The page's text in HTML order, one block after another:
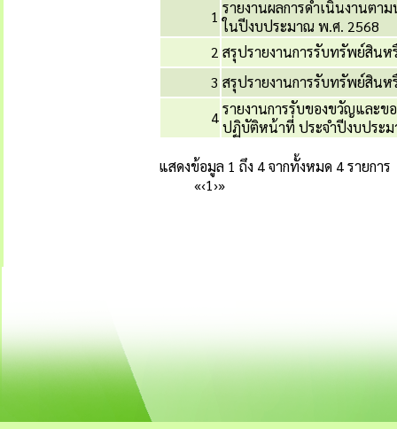
1 รายงานผลการดำเนินงานตา
ในปีงบประมาณ พ.ศ. 2568
2 สรุปรายงานการรับทรัพย์สิน
3 สรุปรายงานการรับทรัพย์สิน
4รายงานการรับของขวัญและข
ปฏิบัติหน้าที่ ประจำปีงบประ
แสดงข้อมูล 1 ถึง 4 จากทั้งหมด 4 รายการ
«‹1›»